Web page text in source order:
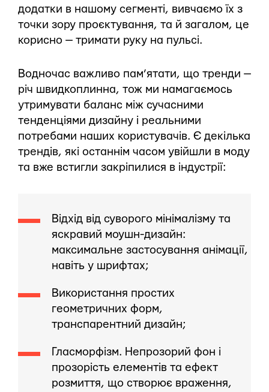
додатки в нашому сегменті, вивчаємо їх з
точки зору проєктування, та й загалом, це
корисно — тримати руку на пульсі.
Водночас важливо пам’ятати, що тренди —
річ швидкоплинна, тож ми намагаємось
утримувати баланс між сучасними
тенденціями дизайну і реальними
потребами наших користувачів. Є декілька
трендів, які останнім часом увійшли в моду
та вже встигли закріпилися в індустрії:
Відхід від суворого мінімалізму та
яскравий моушн-дизайн:
максимальне застосування анімації,
навіть у шрифтах;
Використання простих
геометричних форм,
транспарентний дизайн;
Гласморфізм. Непрозорий фон і
прозорість елементів та ефект
розмиття, що створює враження,